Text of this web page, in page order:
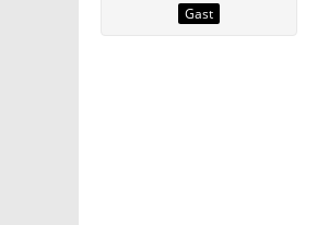
Gast